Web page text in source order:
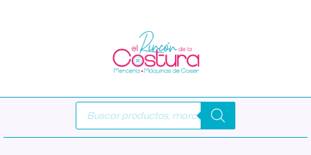
Búsqueda
productos